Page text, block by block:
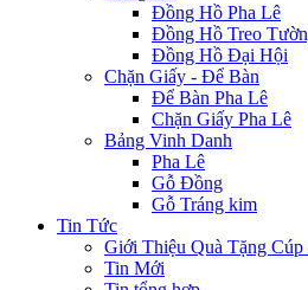
Đồng Hồ Pha Lê
Đồng Hồ Treo
Đồng Hồ Đại Hội
Chặn Giấy - Để Bàn
Để Bàn Pha Lê
Chặn Giấy Pha Lê
Bảng Vinh Danh
Pha Lê
Gỗ Đồng
Gỗ Tráng kim
Tin Tức
Giới Thiệu Quà Tặng
Tin Mới